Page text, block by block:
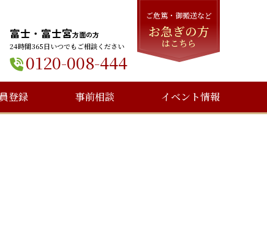
富士・富士宮方面の方
24時間365日いつでもご相談ください
0120-008-444
ご危篤・御搬送など
お急ぎの方
はこちら
登録 事前相談 イベント情報